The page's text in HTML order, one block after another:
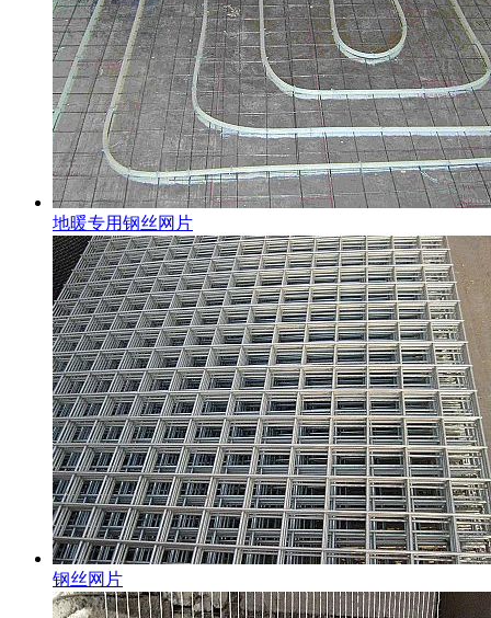
地暖专用钢丝网片
钢丝网片